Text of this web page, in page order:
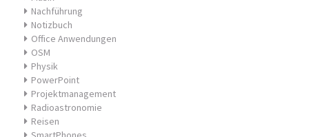
Nachführung
Notizbuch
Office Anwendungen
OSM
Physik
PowerPoint
Projektmanagement
Radioastronomie
Reisen